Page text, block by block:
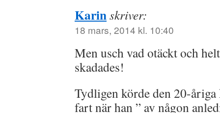
Karinskriver:
18 mars, 2014 kl. 10:40
Men usch vad otäckt och
skadades!
Tydligen körde den 20-
fart när han ” av någon